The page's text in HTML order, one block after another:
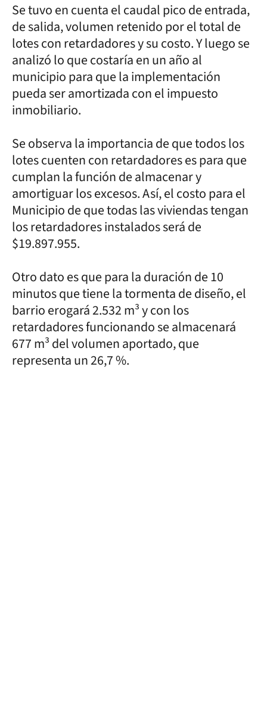
Se tuvo en cuenta el caudal pico de entrada,
de salida, volumen retenido por el total de
lotes con retardadores y su costo. Y luego se
analizó lo que costaría en un año al
municipio para que la implementación
pueda ser amortizada con el impuesto
inmobiliario.
Se observa la importancia de que todos los
lotes cuenten con retardadores es para que
cumplan la función de almacenar y
amortiguar los excesos. Así, el costo para el
Municipio de que todas las viviendas tengan
los retardadores instalados será de
$19.897.955.
Otro dato es que para la duración de 10
minutos que tiene la tormenta de diseño, el
barrio erogará 2.532 m³ y con los
retardadores funcionando se almacenará
677 m³ del volumen aportado, que
representa un 26,7 %.